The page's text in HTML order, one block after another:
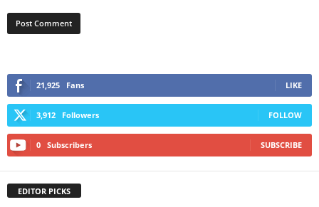
21,925 Fans LIKE
3,912 Followers FOLLOW
0 Subscribers SUBSCRIBE
EDITOR PICKS